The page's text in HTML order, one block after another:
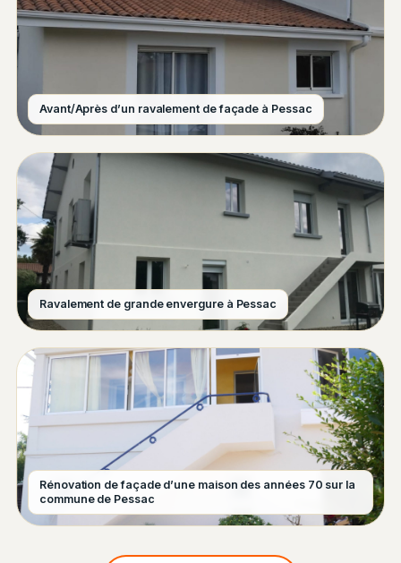
Avant/Après d’un ravalement de façade à Pessac
Ravalement de grande envergure à Pessac
Rénovation de façade d’une maison des années 70 sur la
commune de Pessac